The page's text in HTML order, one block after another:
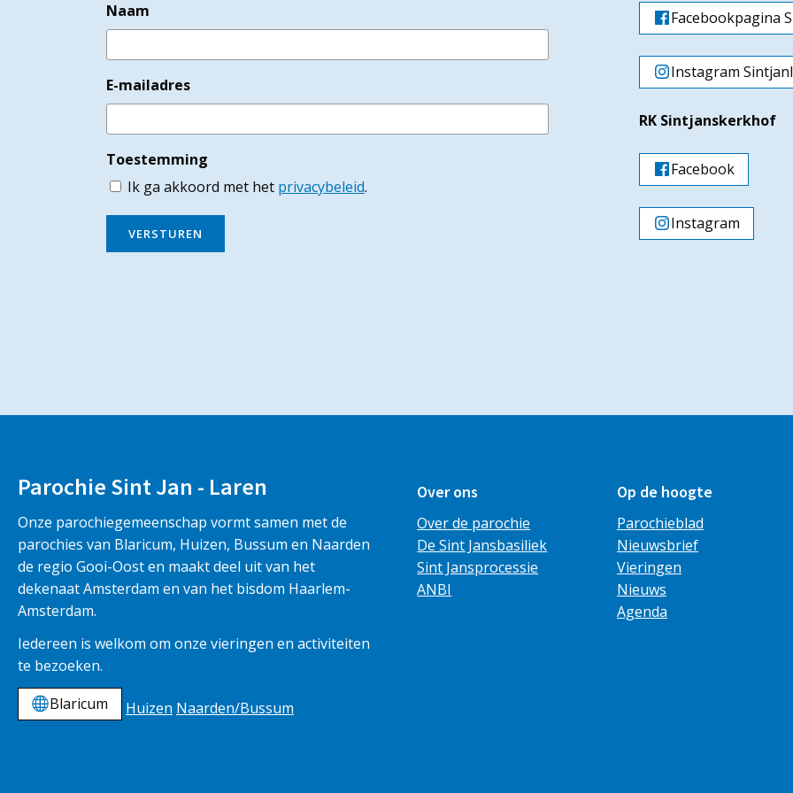
Naam
E-mailadres
Toestemming
Ik ga akkoord met het privacybeleid.
VERSTUREN
Facebookpagina
Instagram
RK Sintjanskerkhof
Facebook
Instagram
Parochie Sint Jan - Laren
Onze parochiegemeenschap vormt samen met de
parochies van Blaricum, Huizen, Bussum en Naarden
de regio Gooi-Oost en maakt deel uit van het
dekenaat Amsterdam en van het bisdom Haarlem-
Amsterdam.
Iedereen is welkom om onze vieringen en activiteiten
te bezoeken.
Blaricum
Huizen Naarden/Bussum
Over ons
Over de parochie
De Sint Jansbasiliek
Sint Jansprocessie
ANBI
Op de hoogte
Parochieblad
Nieuwsbrief
Vieringen
Nieuws
Agenda